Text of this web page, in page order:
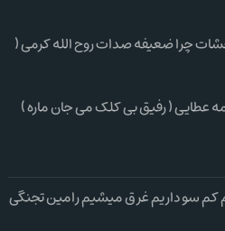
چرا ضعیفه صدات روح الله کرمی (
عطایی ( رفیق بی کلک می جان ماره )
کم سو داریم غرق میشیم رامین تجنگی